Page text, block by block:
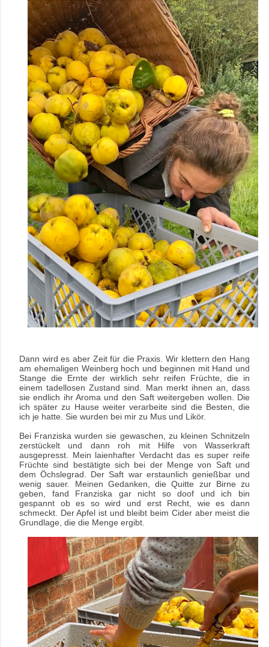
Dann wird es aber Zeit für die Praxis. Wir klettern den Hang
am ehemaligen Weinberg hoch und beginnen mit Hand und
Stange die Ernte der wirklich sehr reifen Früchte, die in
einem tadellosen Zustand sind. Man merkt ihnen an, dass
sie endlich ihr Aroma und den Saft weitergeben wollen. Die
ich später zu Hause weiter verarbeite sind die Besten, die
ich je hatte. Sie wurden bei mir zu Mus und Likör.
Bei Franziska wurden sie gewaschen, zu kleinen Schnitzeln
zerstückelt und dann roh mit Hilfe von Wasserkraft
ausgepresst. Mein laienhafter Verdacht das es super reife
Früchte sind bestätigte sich bei der Menge von Saft und
dem Öchslegrad. Der Saft war erstaunlich genießbar und
wenig sauer. Meinen Gedanken, die Quitte zur Birne zu
geben, fand Franziska gar nicht so doof und ich bin
gespannt ob es so wird und erst Recht, wie es dann
schmeckt. Der Apfel ist und bleibt beim Cider aber meist die
Grundlage, die die Menge ergibt.